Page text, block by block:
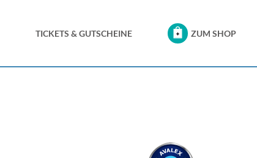
TICKETS & GUTSCHEINE ZUM SHOP